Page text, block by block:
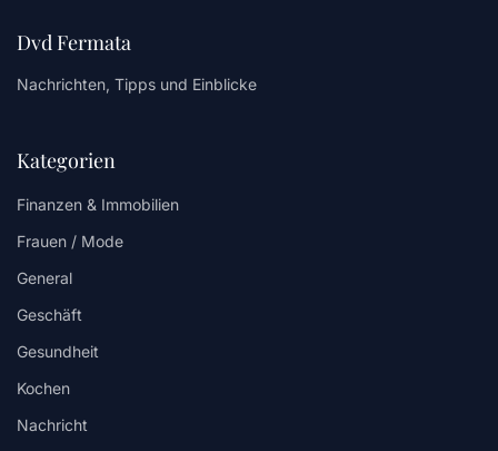
Dvd Fermata
Nachrichten, Tipps und Einblicke
Kategorien
Finanzen & Immobilien
Frauen / Mode
General
Geschäft
Gesundheit
Kochen
Nachricht